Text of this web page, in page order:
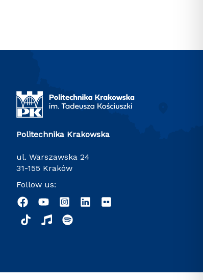
Politechnika Krakowska
ul. Warszawska 24
31-155 Kraków
Follow us: